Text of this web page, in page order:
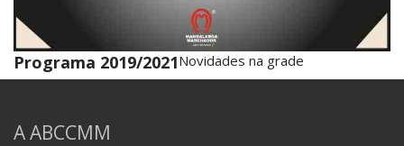
Programa 2019/2021Novidades na grade
A ABCCMM